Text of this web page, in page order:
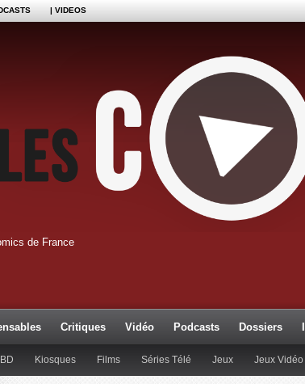
| VIDEOS
de France
Critiques Vidéo Podcasts Dossiers
Kiosques Films Séries Télé Jeux Jeux Vidéo